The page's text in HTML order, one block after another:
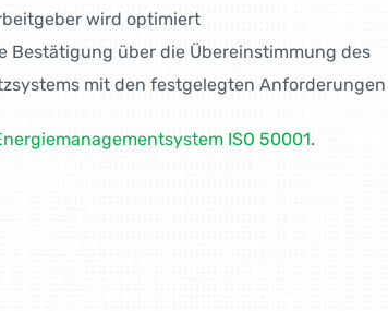
wird optimiert
Bestätigung über die Übereinstimmung des
mit den festgelegten Anforderungen
ISO 50001.